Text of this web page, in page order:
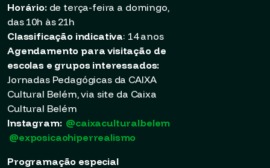
Horário:de terça-feira a domingo,
das 10h às 21h
Classificação indicativa: 14 anos
Agendamento para visitação de
escolas e grupos interessados:
Jornadas Pedagógicas da CAIXA
Cultural Belém, via site da Caixa
Cultural Belém
Instagram: @caixaculturalbelem
@exposicaohiperrealismo
Programação especial